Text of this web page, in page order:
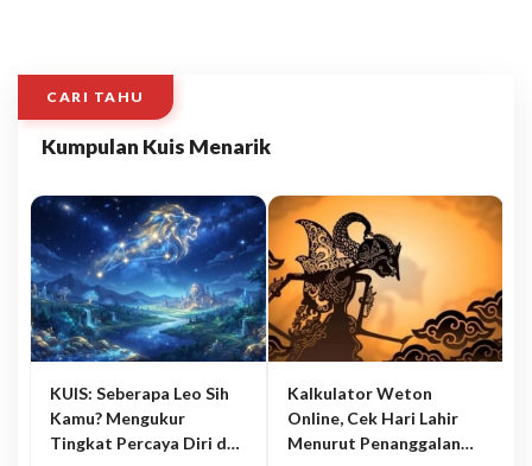
CARI TAHU
Kumpulan Kuis Menarik
KUIS: Seberapa Leo Sih
Kamu? Mengukur
Tingkat Percaya Diri dan
Kalkulator Weton
Online, Cek Hari Lahir
Menurut Penanggalan